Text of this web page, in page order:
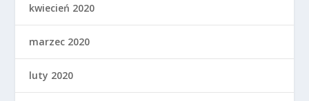
kwiecień 2020
marzec 2020
luty 2020